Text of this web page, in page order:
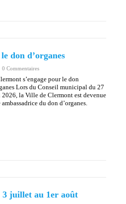
don d’organes
0 Commentaires
s’engage pour le don
Lors du Conseil municipal du 27
la Ville de Clermont est devenue
du don d’organes.
3 juillet au 1er août